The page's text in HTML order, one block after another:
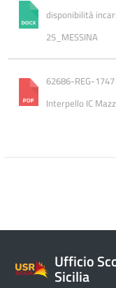
disponibilità
25_MESSINA
62686-REG-
Interpello IC
Ufficio
Sicilia